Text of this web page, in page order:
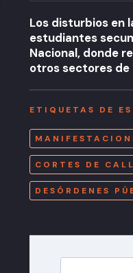
Los disturbios en
estudiantes
Nacional, donde
otros sectores de
ETIQUETAS DE
CORTES DE
DESÓRDENES